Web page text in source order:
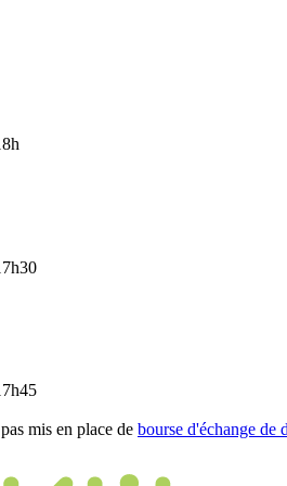
mis en place de bourse d'échange de